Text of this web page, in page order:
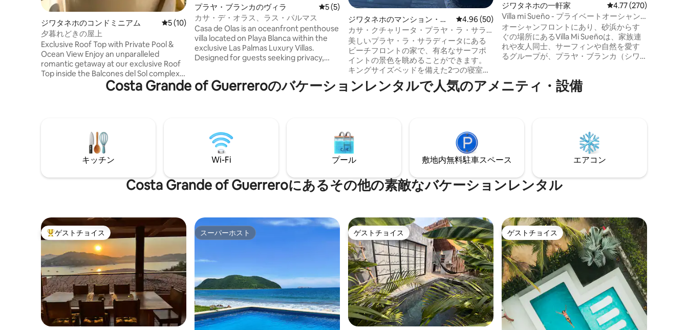
ジワタネホのコンドミニアム レビュー10件、5つ星中5つ星の平均評価
5 (10)
夕暮れどきの屋上
Exclusive Roof Top with Private Pool &
Ocean View Enjoy an unparalleled
romantic getaway at our exclusive Roof
Top inside the Balcones del Sol complex,
just 50 meters from La Ropa Beach.
Strictly designed for 2 guests, this
for couples seeking luxury, tranquility,
and an unforgettable experience on the
coast of Zihuatanejo.
プラヤ・ブランカのヴィラ レビュー5件、5つ星中5つ星の平均評価
5 (5)
カサ・デ・オラス、ラス・パルマス
Casa de Olas is an oceanfront penthouse
villa located on Playa Blanca within the
exclusive Las Palmas Luxury Villas.
Designed for guests seeking privacy,
architectural artistry with open living
Zihuatanejo.
ジワタネホのマンション・ア
パート
レビュー50件、5つ星中4.96つ星の平均評価
4.96 (50)
カサ・クチャリータ・プラヤ・ラ・サラ
ディータ・ビーチフロント・ホーム
美しいプラヤ・ラ・サラディータにある
ビーチフロントの家で、有名なサーフポ
イントの景色を眺めることができます。
キングサイズベッドを備えた2つの寝室と
2つのバスルームがあります。専用のイン
フィニティエッジプール。 ご予約時に
るので、静かでアクションゾーンから離
れています。 隣にはレンタル用のカシー
タもあります。隣には4つの独立したアパ
ートヴィラがあります。 最大20名様まで
の大人数グループをホスティングできま
す。
ジワタネホの一軒家 レビュー270件、5つ
4.77 (270)
Villa mi Sueño - プライベートオーシャン
フロントビーチヴィラ
オーシャンフロントにあり、砂浜からす
ぐの場所にあるVilla Mi Sueñoは、家族連
れや友人同士、サーフィンや自然を愛す
るグループが、プラヤ・ブランカ（シワ
地の良い広々としたビーチヴィラです。
こちらはラグジュアリーリゾートではな
また、プライバシーを尊重しつつ、気配
りの行き届いた現地スタッフが、簡単で
十分なサポートを受けられる滞在をお約
束します。 プロホスト歴8年
Costa Grande of Guerreroのバケーションレンタルで人気のアメニティ・設備
キッチン Wi-Fi プール 敷地内無料駐⁠車ス⁠ペ⁠ー⁠ス エアコン
Costa Grande of Guerreroにあるその他の素敵なバケーションレンタル
大好評のゲストチョイスです。
ゲストチョイス スーパーホスト
スーパーホスト ゲストチョイス
ゲストチョイス ゲストチョイス
ゲストチョイス